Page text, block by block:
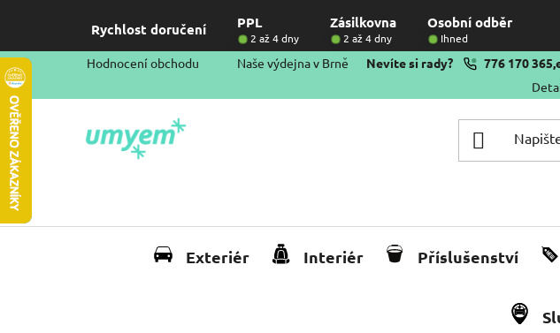
obsah
Rychlost doručení PPL Zásilkovna Osobní odběr
2 až 4 dny 2 až 4 dny Ihned
Hodnocení obchodu Naše výdejna v Brně Nevíte si rady? 776 170 365,
Exteriér Interiér Příslušenství